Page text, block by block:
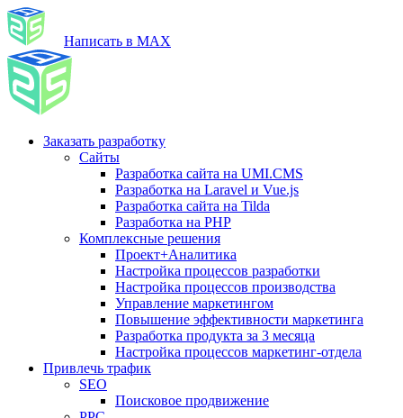
Написать в MAX
Заказать разработку
Сайты
Разработка сайта на UMI.CMS
Разработка на Laravel и Vue.js
Разработка сайта на Tilda
Разработка на PHP
Комплексные решения
Проект+Аналитика
Настройка процессов разработки
Настройка процессов производства
Управление маркетингом
Повышение эффективности маркетинга
Разработка продукта за 3 месяца
Настройка процессов маркетинг-отдела
Привлечь трафик
SEO
Поисковое продвижение